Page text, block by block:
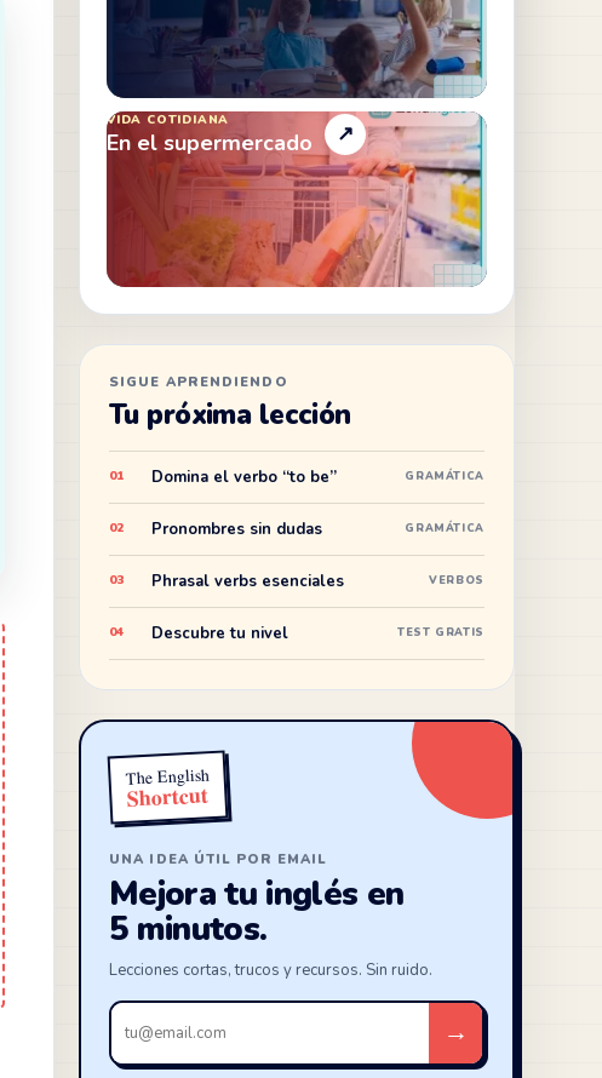
VIDA COTIDIANA
En el supermercado ↗
SIGUE APRENDIENDO
Tu próxima lección
01 Domina el verbo “to be” GRAMÁTICA
02 Pronombres sin dudas GRAMÁTICA
03 Phrasal verbs esenciales VERBOS
04 Descubre tu nivel TEST GRATIS
The English
Shortcut
UNA IDEA ÚTIL POR EMAIL
Mejora tu inglés en
5 minutos.
Lecciones cortas, trucos y recursos. Sin ruido.
Tu
email
→